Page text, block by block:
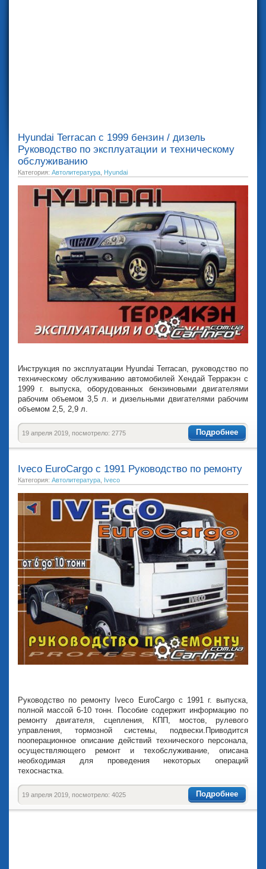
Hyundai Terracan с 1999 бензин / дизель
Руководство по эксплуатации и техническому
обслуживанию
Категория: Автолитература Hyundai
Инструкция по эксплуатации Hyundai Terracan, руководство по
техническому обслуживанию автомобилей Хендай Терракэн с
1999 г. выпуска, оборудованных бензиновыми двигателями
рабочим объемом 3,5 л. и дизельными двигателями рабочим
объемом 2,5, 2,9 л.
Подробнее
19 апреля 2019, посмотрело: 2775
Iveco EuroCargo с 1991 Руководство по ремонту
Категория: Автолитература, Iveco
Руководство по ремонту Iveco EuroCargo с 1991 г. выпуска,
полной массой 6-10 тонн. Пособие содержит информацию по
ремонту двигателя, сцепления, КПП, мостов, рулевого
управления, тормозной системы, подвески.Приводится
пооперационное описание действий технического персонала,
осуществляющего ремонт и техобслуживание, описана
необходимая для проведения некоторых операций
техоснастка.
Подробнее
19 апреля 2019, посмотрело: 4025